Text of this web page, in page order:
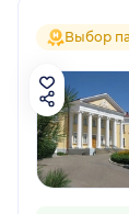
Выбор